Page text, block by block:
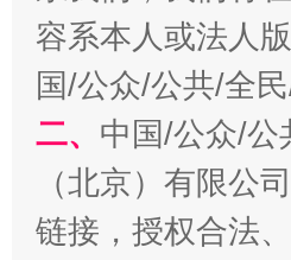
习近平的博鳌关键词
容系本人或法人
国/公众/公共/全
二、 中国/公众/公
（北京）有限公
链接，授权合法